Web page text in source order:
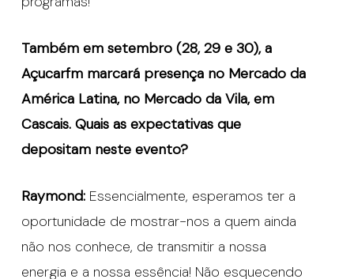
Também em setembro (28, 29 e 30), a
Açucarfm marcará presença no Mercado da
América Latina, no Mercado da Vila, em
Cascais. Quais as expectativas que
depositam neste evento?
Raymond: Essencialmente, esperamos ter a
oportunidade de mostrar-nos a quem ainda
não nos conhece, de transmitir a nossa
energia e a nossa essência! Não esquecendo